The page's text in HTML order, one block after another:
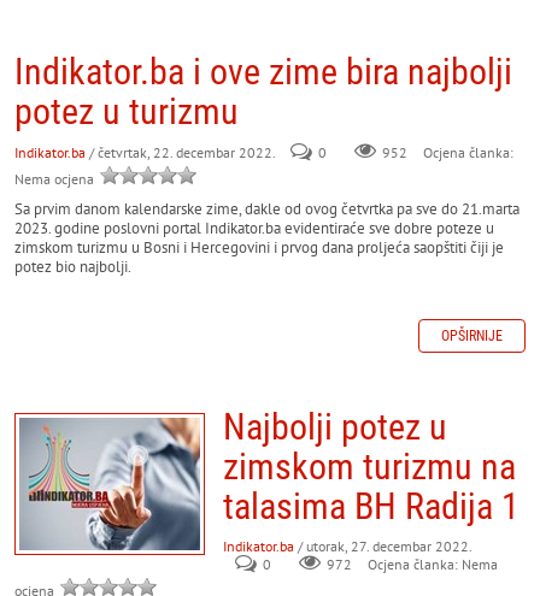
Indikator.ba i ove zime bira najbolji
potez u turizmu
Indikator.ba / četvrtak, 22. decembar 2022. 0 952
Ocjena članka:
Nema ocjena
Sa prvim danom kalendarske zime, dakle od ovog četvrtka pa sve do 21.marta
2023. godine poslovni portal Indikator.ba evidentiraće sve dobre poteze u
zimskom turizmu u Bosni i Hercegovini i prvog dana proljeća saopštiti čiji je
potez bio najbolji.
OPŠIRNIJE
Najbolji potez u
zimskom turizmu na
talasima BH Radija 1
Indikator.ba / utorak, 27. decembar 2022.
0
972
Ocjena članka: Nema
ocjena